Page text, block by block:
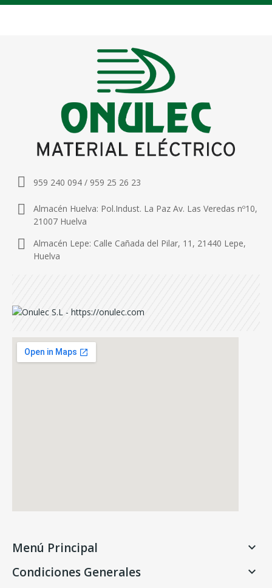
959 240 094 / 959 25 26 23
Almacén Huelva: Pol.Indust. La Paz Av. Las Veredas nº10,
21007 Huelva
Almacén Lepe: Calle Cañada del Pilar, 11, 21440 Lepe,
Huelva
Menú Principal 
Condiciones Generales 